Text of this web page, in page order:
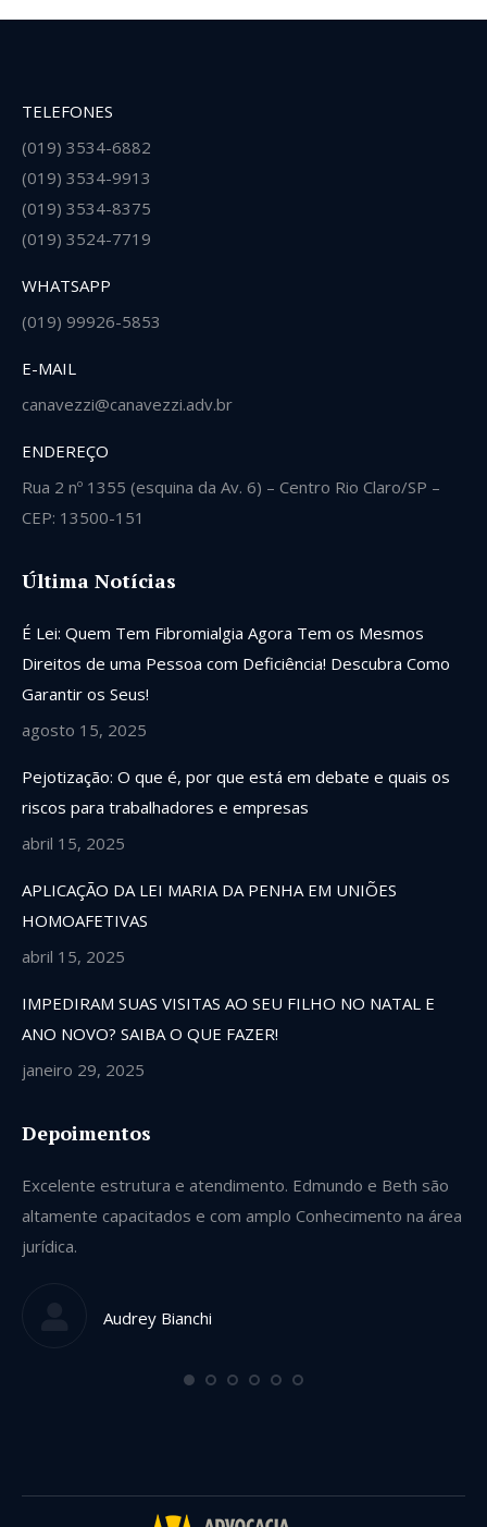
TELEFONES
(019) 3534-6882
(019) 3534-9913
(019) 3534-8375
(019) 3524-7719
WHATSAPP
(019) 99926-5853
E-MAIL
canavezzi@canavezzi.adv.br
ENDEREÇO
Rua 2 nº 1355 (esquina da Av. 6) – Centro Rio Claro/SP –
CEP: 13500-151
Última Notícias
É Lei: Quem Tem Fibromialgia Agora Tem os Mesmos
Direitos de uma Pessoa com Deficiência! Descubra Como
Garantir os Seus!
agosto 15, 2025
Pejotização: O que é, por que está em debate e quais os
riscos para trabalhadores e empresas
abril 15, 2025
APLICAÇÃO DA LEI MARIA DA PENHA EM UNIÕES
HOMOAFETIVAS
abril 15, 2025
IMPEDIRAM SUAS VISITAS AO SEU FILHO NO NATAL E
ANO NOVO? SAIBA O QUE FAZER!
janeiro 29, 2025
Depoimentos
Excelente estrutura e atendimento. Edmundo e Beth são
altamente capacitados e com amplo Conhecimento na área
jurídica.
Audrey Bianchi